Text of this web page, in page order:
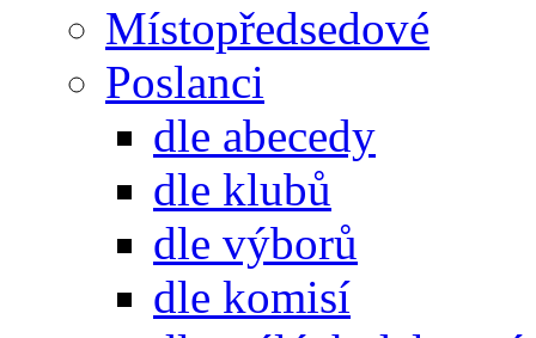
Místopředsedové
Poslanci
dle abecedy
dle klubů
dle výborů
dle komisí